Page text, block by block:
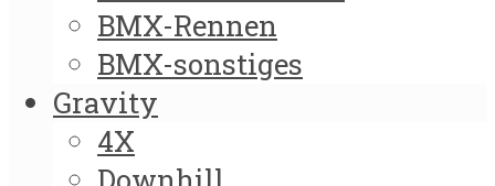
BMX-Rennen
BMX-sonstiges
Gravity
4X